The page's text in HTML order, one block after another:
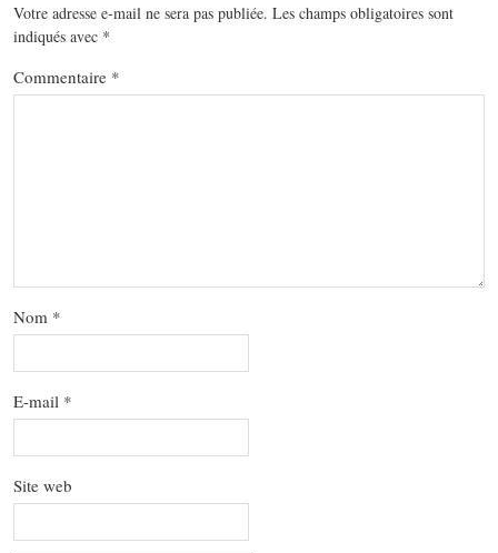
Votre adresse e-mail ne sera pas publiée. Les champs obligatoires sont
indiqués avec *
Commentaire *
Nom *
E-mail *
Site web